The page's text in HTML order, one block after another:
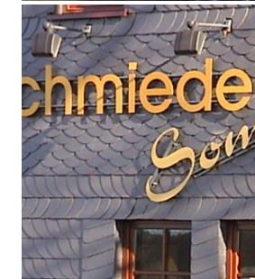
Dachtechnik
Flachdächer
Illustration